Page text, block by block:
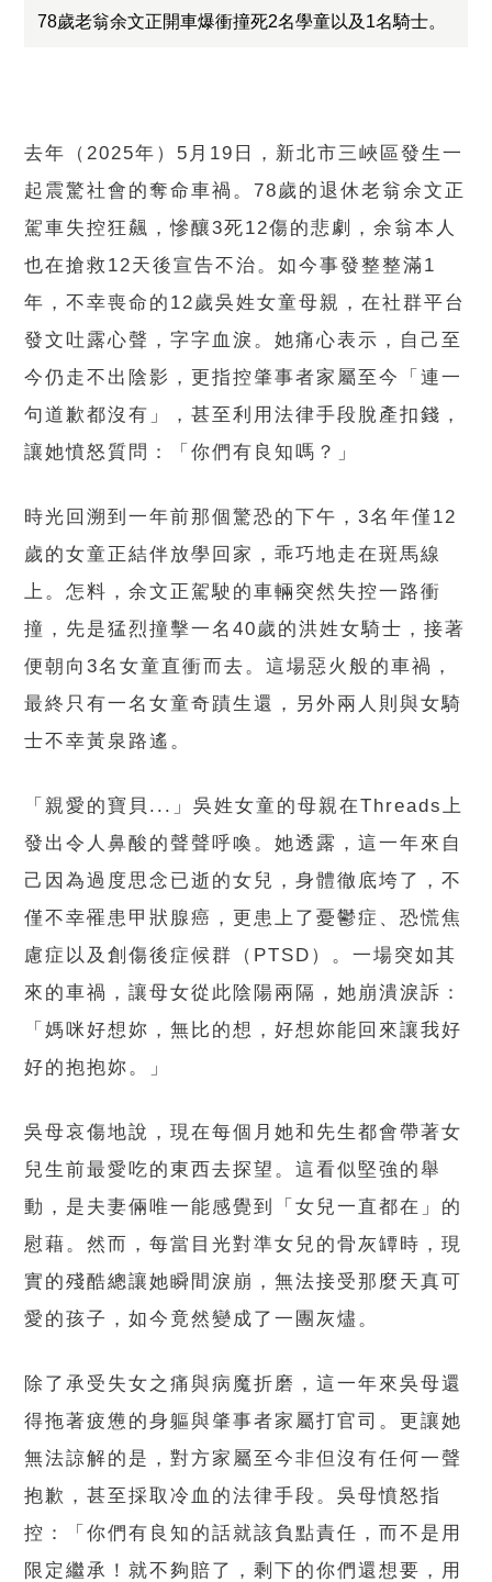
78歲老翁余文正開車爆衝撞死2名學童以及1名騎士。
去年（2025年）5月19日，新北市三峽區發生一
起震驚社會的奪命車禍。78歲的退休老翁余文正
駕車失控狂飆，慘釀3死12傷的悲劇，余翁本人
也在搶救12天後宣告不治。如今事發整整滿1
年，不幸喪命的12歲吳姓女童母親，在社群平台
發文吐露心聲，字字血淚。她痛心表示，自己至
今仍走不出陰影，更指控肇事者家屬至今「連一
句道歉都沒有」，甚至利用法律手段脫產扣錢，
讓她憤怒質問：「你們有良知嗎？」
時光回溯到一年前那個驚恐的下午，3名年僅12
歲的女童正結伴放學回家，乖巧地走在斑馬線
上。怎料，余文正駕駛的車輛突然失控一路衝
撞，先是猛烈撞擊一名40歲的洪姓女騎士，接著
便朝向3名女童直衝而去。這場惡火般的車禍，
最終只有一名女童奇蹟生還，另外兩人則與女騎
士不幸黃泉路遙。
「親愛的寶貝...」吳姓女童的母親在Threads上
發出令人鼻酸的聲聲呼喚。她透露，這一年來自
己因為過度思念已逝的女兒，身體徹底垮了，不
僅不幸罹患甲狀腺癌，更患上了憂鬱症、恐慌焦
慮症以及創傷後症候群（PTSD）。一場突如其
來的車禍，讓母女從此陰陽兩隔，她崩潰淚訴：
「媽咪好想妳，無比的想，好想妳能回來讓我好
好的抱抱妳。」
吳母哀傷地說，現在每個月她和先生都會帶著女
兒生前最愛吃的東西去探望。這看似堅強的舉
動，是夫妻倆唯一能感覺到「女兒一直都在」的
慰藉。然而，每當目光對準女兒的骨灰罈時，現
實的殘酷總讓她瞬間淚崩，無法接受那麼天真可
愛的孩子，如今竟然變成了一團灰燼。
除了承受失女之痛與病魔折磨，這一年來吳母還
得拖著疲憊的身軀與肇事者家屬打官司。更讓她
無法諒解的是，對方家屬至今非但沒有任何一聲
抱歉，甚至採取冷血的法律手段。吳母憤怒指
控：「你們有良知的話就該負點責任，而不是用
限定繼承！就不夠賠了，剩下的你們還想要，用